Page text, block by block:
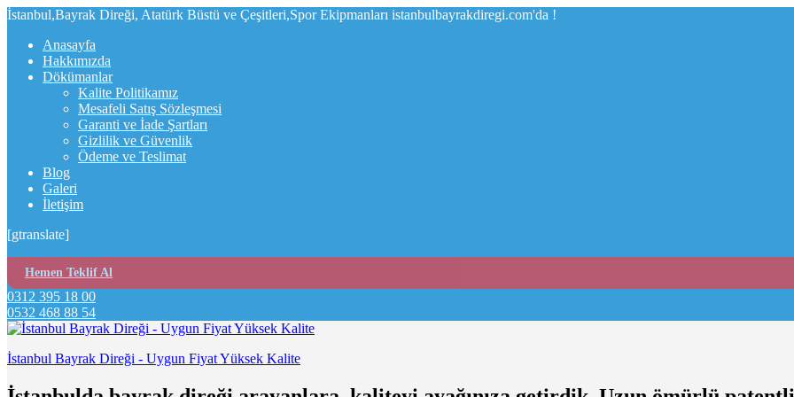
İstanbul,Bayrak Direği, Atatürk Büstü ve Çeşitleri,Spor Ekipmanları istanbulbayrakdiregi.com'da !
Anasayfa
Hakkımızda
Dökümanlar
Kalite Politikamız
Mesafeli Satış Sözleşmesi
Garanti ve İade Şartları
Gizlilik ve Güvenlik
Ödeme ve Teslimat
Blog
Galeri
İletişim
[gtranslate]
Hemen Teklif Al
0312 395 18 00
0532 468 88 54
İstanbul Bayrak Direği - Uygun Fiyat Yüksek Kalite